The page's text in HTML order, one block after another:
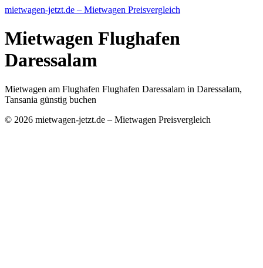
mietwagen-jetzt.de – Mietwagen Preisvergleich
Mietwagen Flughafen
Daressalam
Mietwagen am Flughafen Flughafen Daressalam in Daressalam,
Tansania günstig buchen
© 2026 mietwagen-jetzt.de – Mietwagen Preisvergleich